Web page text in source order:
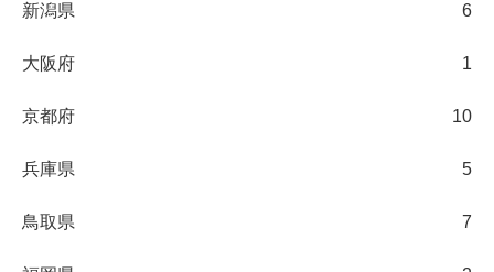
新潟県 6
大阪府 1
京都府 10
兵庫県 5
鳥取県 7